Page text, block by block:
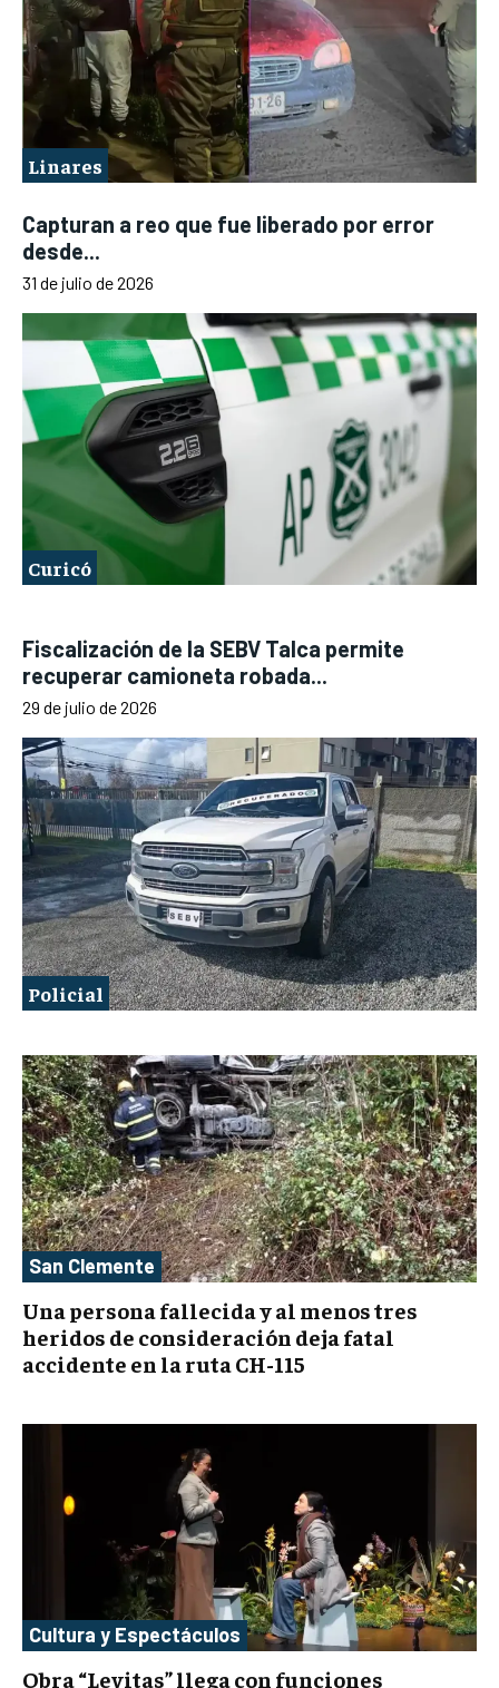
Linares
Capturan a reo que fue liberado por error
desde...
31 de julio de 2026
Curicó
Fiscalización de la SEBV Talca permite
recuperar camioneta robada...
29 de julio de 2026
Policial
San Clemente
Una persona fallecida y al menos tres
heridos de consideración deja fatal
accidente en la ruta CH-115
Cultura y Espectáculos
Obra “Levitas” llega con funciones